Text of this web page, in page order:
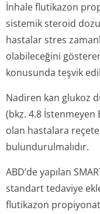
İnhale flutikazon
sistemik steroid
hastalar stres
olabileceğini
konusunda teşvik
Nadiren kan glukoz
(bkz. 4.8
olan hastalara
bulundurulmalıdır.
ABD’de yapılan
standart tedaviye
flutikazon